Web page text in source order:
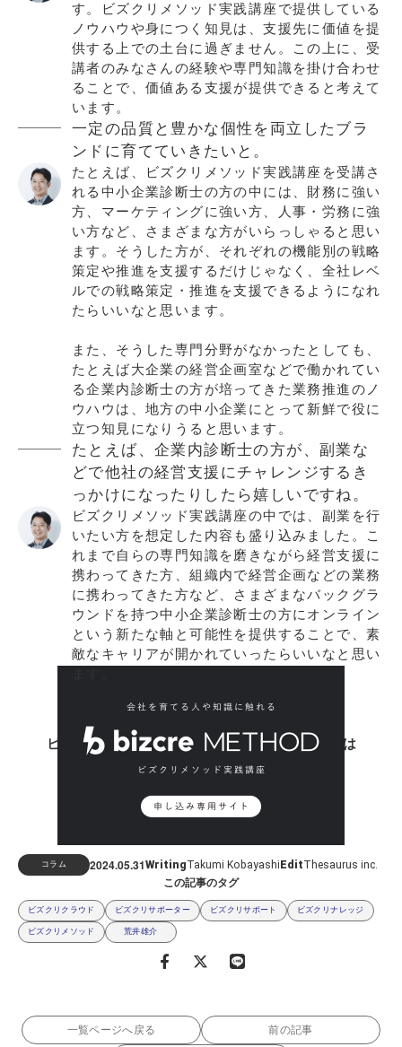
コラム 2024.0531WritingTakumi Kobayashi EditThesaurus inc.
す。ビズクリメソッド実践講座で提供している
ノウハウや身につく知見は、支援先に価値を提
供する上での土台に過ぎません。この上に、受
講者のみなさんの経験や専門知識を掛け合わせ
ることで、価値ある支援が提供できると考えて
います。
一定の品質と豊かな個性を両立したブラ
ンドに育てていきたいと。
たとえば、ビズクリメソッド実践講座を受講さ
れる中小企業診断士の方の中には、財務に強い
方、マーケティングに強い方、人事・労務に強
い方など、さまざまな方がいらっしゃると思い
ます。そうした方が、それぞれの機能別の戦略
策定や推進を支援するだけじゃなく、全社レベ
ルでの戦略策定・推進を支援できるようになれ
たらいいなと思います。
また、そうした専門分野がなかったとしても、
たとえば大企業の経営企画室などで働かれてい
る企業内診断士の方が培ってきた業務推進のノ
ウハウは、地方の中小企業にとって新鮮で役に
立つ知見になりうると思います。
たとえば、企業内診断士の方が、副業な
どで他社の経営支援にチャレンジするき
っかけになったりしたら嬉しいですね。
ビズクリメソッド実践講座の中では、副業を行
いたい方を想定した内容も盛り込みました。こ
れまで自らの専門知識を磨きながら経営支援に
携わってきた方、組織内で経営企画などの業務
に携わってきた方など、さまざまなバックグラ
ウンドを持つ中小企業診断士の方にオンライン
という新たな軸と可能性を提供することで、素
敵なキャリアが開かれていったらいいなと思い
ビズクリメソッド実践講座の受講を希望される方は
下記の専用サイトよりお申し込みください
この記事のタグ
ビズクリクラウド ビズクリサポーター ビズクリサポート ビズクリナレッジ
ビズクリメソッド 荒井雄介
前の記事
一覧ページへ戻る